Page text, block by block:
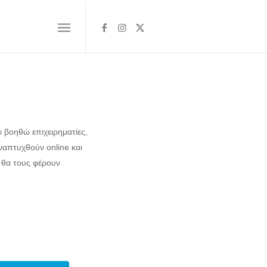
επιχειρηματίες,
online και
τους φέρουν